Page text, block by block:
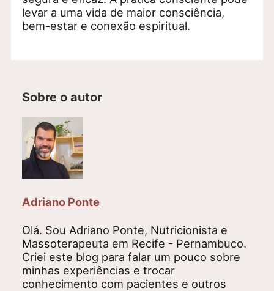
levar a uma vida de maior consciência,
bem-estar e conexão espiritual.
Sobre o autor
Adriano Ponte
Olá. Sou Adriano Ponte, Nutricionista e
Massoterapeuta em Recife - Pernambuco.
Criei este blog para falar um pouco sobre
minhas experiências e trocar
conhecimento com pacientes e outros